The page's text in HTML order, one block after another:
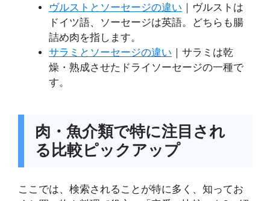
ヴルストとソーセージの違い ｜ヴルストは
ドイツ語、ソーセージは英語。どちらも腸
詰め肉を指します。
サラミとソーセージの違い ｜サラミは乾
燥・熟成させたドライソーセージの一種で
す。
肉・魚介類で特に注目され
る比較ピックアップ
ここでは、検索されることが特に多く、知ってお